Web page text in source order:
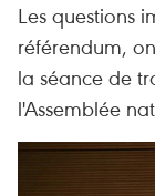
Les questions
référendum,
la séance de
l'Assemblée